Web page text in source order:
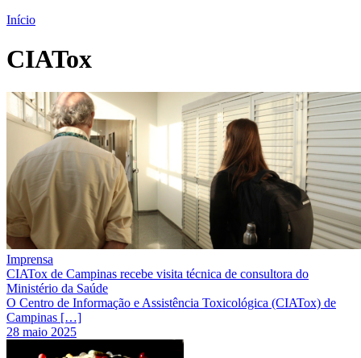
Início
CIATox
Imprensa
CIATox de Campinas recebe visita técnica de consultora do
Ministério da Saúde
O Centro de Informação e Assistência Toxicológica (CIATox) de
Campinas […]
28 maio 2025